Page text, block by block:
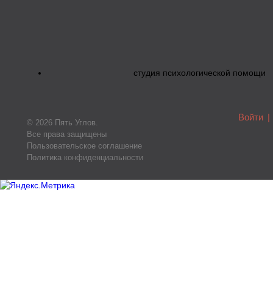
студия психологической помощи
© 2026 Пять Углов.
Все права защищены
Пользовательское соглашение
Политика конфиденциальности
Войти